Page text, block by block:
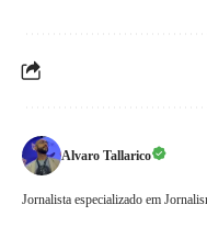
Alvaro Tallarico
Jornalista especializado em